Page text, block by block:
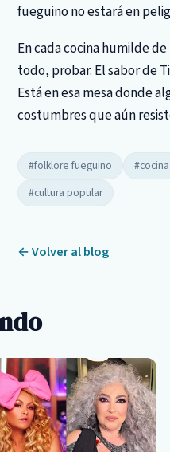
fueguino no estará en
En cada cocina humilde
todo, probar. El sabor de
Está en esa mesa donde
costumbres que aún
#folklore fueguino
#cultura popular
← Volver al blog